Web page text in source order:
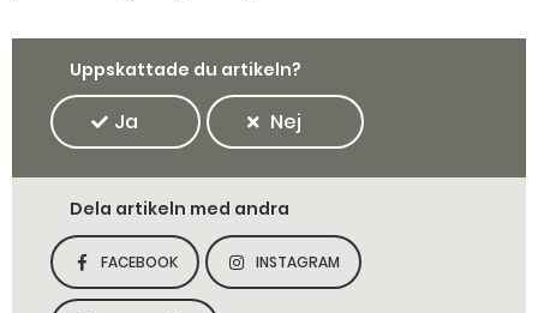
Uppskattade du artikeln?
Ja Nej
Dela artikeln med andra
DELA SIDAN PÅ
FACEBOOK
DELA SIDAN PÅ
INSTAGRAM